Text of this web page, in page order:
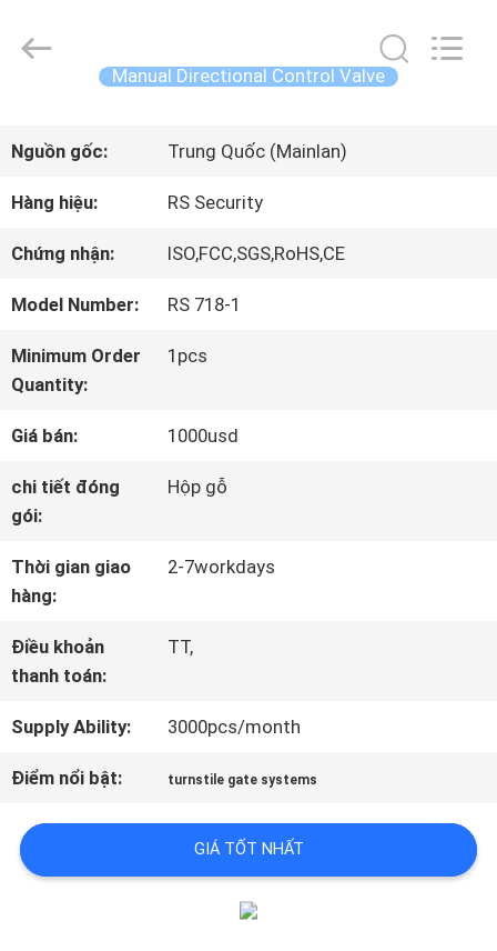
CHỦ
CÁC
SẢN
PHẨM
VỀ
CHÚNG
QUAN
NHÀ
MÁY
KIỂM
Concrete
Autoclave
Reserved.
ECER
Manual Directional Control Valve
Nguồn gốc: Trung Quốc (Mainlan)
Hàng hiệu: RS Security
Chứng nhận: ISO,FCC,SGS,RoHS,CE
Model Number: RS 718-1
Minimum Order
Quantity:
1pcs
Giá bán: 1000usd
chi tiết đóng
gói:
Hộp gỗ
Thời gian giao
hàng:
2-7workdays
Điều khoản
thanh toán:
TT,
Supply Ability: 3000pcs/month
Điểm nổi bật: turnstile gate systems
GIÁ TỐT NHẤT